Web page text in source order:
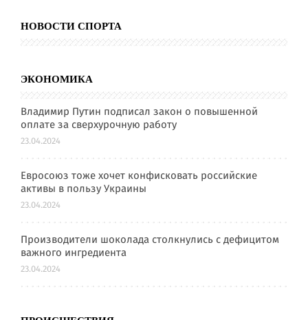
НОВОСТИ СПОРТА
ЭКОНОМИКА
Владимир Путин подписал закон о повышенной
оплате за сверхурочную работу
23.04.2024
Евросоюз тоже хочет конфисковать российские
активы в пользу Украины
23.04.2024
Производители шоколада столкнулись с дефицитом
важного ингредиента
23.04.2024